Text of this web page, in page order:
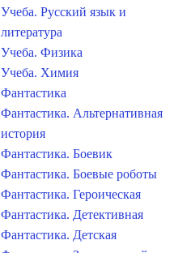
Учеба. Русский язык и
литература
Учеба. Физика
Учеба. Химия
Фантастика
Фантастика. Альтернативная
история
Фантастика. Боевик
Фантастика. Боевые роботы
Фантастика. Героическая
Фантастика. Детективная
Фантастика. Детская